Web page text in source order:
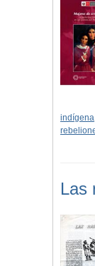
indígena
Las